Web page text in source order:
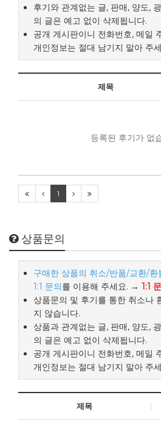
후기와 관계없는 글, 판매, 양도,
의 글은 예고 없이 삭제됩니다.
공개 게시판이니 전화번호, 메일
개인정보는 절대 남기지 말아 주
제목
등록된 후기가 없
1
상품문의
구매한 상품의 취소/반품/교환/환
1:1 문의를 이용해 주세요. → 1:1
상품문의 및 후기를 통한 취소나
지 않습니다.
상품과 관계없는 글, 판매, 양도,
의 글은 예고 없이 삭제됩니다.
공개 게시판이니 전화번호, 메일
개인정보는 절대 남기지 말아 주
제목